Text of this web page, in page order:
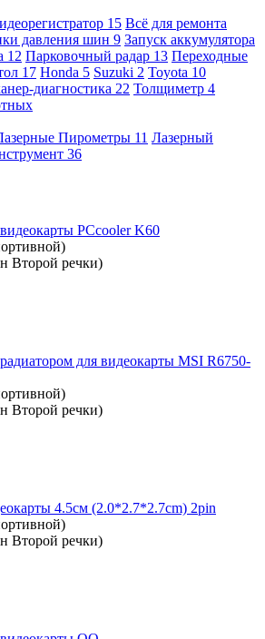
15 Всё для ремонта
давления шин 9 Запуск аккумулятора
12 Парковочный радар 13 Переходные
17 Honda 5 Suzuki 2 Toyota 10
диагностика 22 Толщиметр 4
Пирометры 11 Лазерный
36
PCcooler K60
Второй речки)
для видеокарты MSI R6750-
Второй речки)
4.5см (2.0*2.7*2.7cm) 2pin
Второй речки)